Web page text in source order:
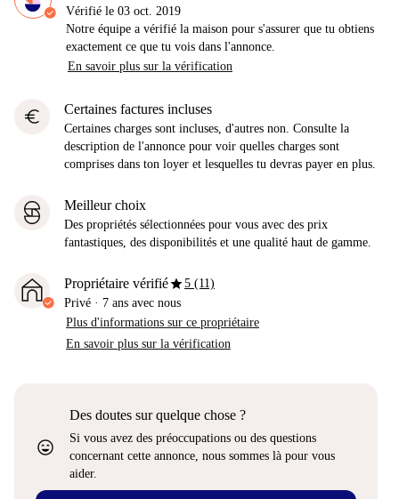
Vérifié le 03 oct. 2019
Notre équipe a vérifié la maison pour s'assurer que tu obtiens
exactement ce que tu vois dans l'annonce.
En savoir plus sur la vérification
euro Certaines factures incluses
Certaines charges sont incluses, d'autres non. Consulte la
description de l'annonce pour voir quelles charges sont
comprises dans ton loyer et lesquelles tu devras payer en plus.
Meilleur choix
Des propriétés sélectionnées pour vous avec des prix
fantastiques, des disponibilités et une qualité haut de gamme.
Propriétaire vérifiéstar5 (11)
Privé · 7 ans avec nous
Plus d'informations sur ce propriétaire
En savoir plus sur la vérification
sentiment_very_satisfied
Des doutes sur quelque chose ?
Si vous avez des préoccupations ou des questions
concernant cette annonce, nous sommes là pour vous
aider.